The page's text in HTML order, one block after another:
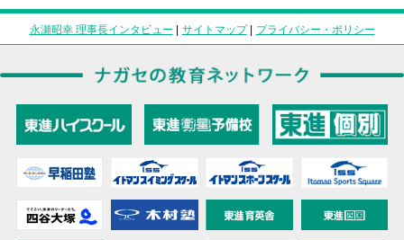
永瀬昭幸 理事長インタビュー | サイトマップ| プライバシー・ポリシー